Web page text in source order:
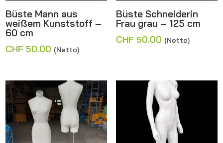
Büste Mann aus
weißem Kunststoff –
60 cm
CHF 50.00 (Netto)
Büste Schneiderin
Frau grau – 125 cm
CHF 50.00 (Netto)